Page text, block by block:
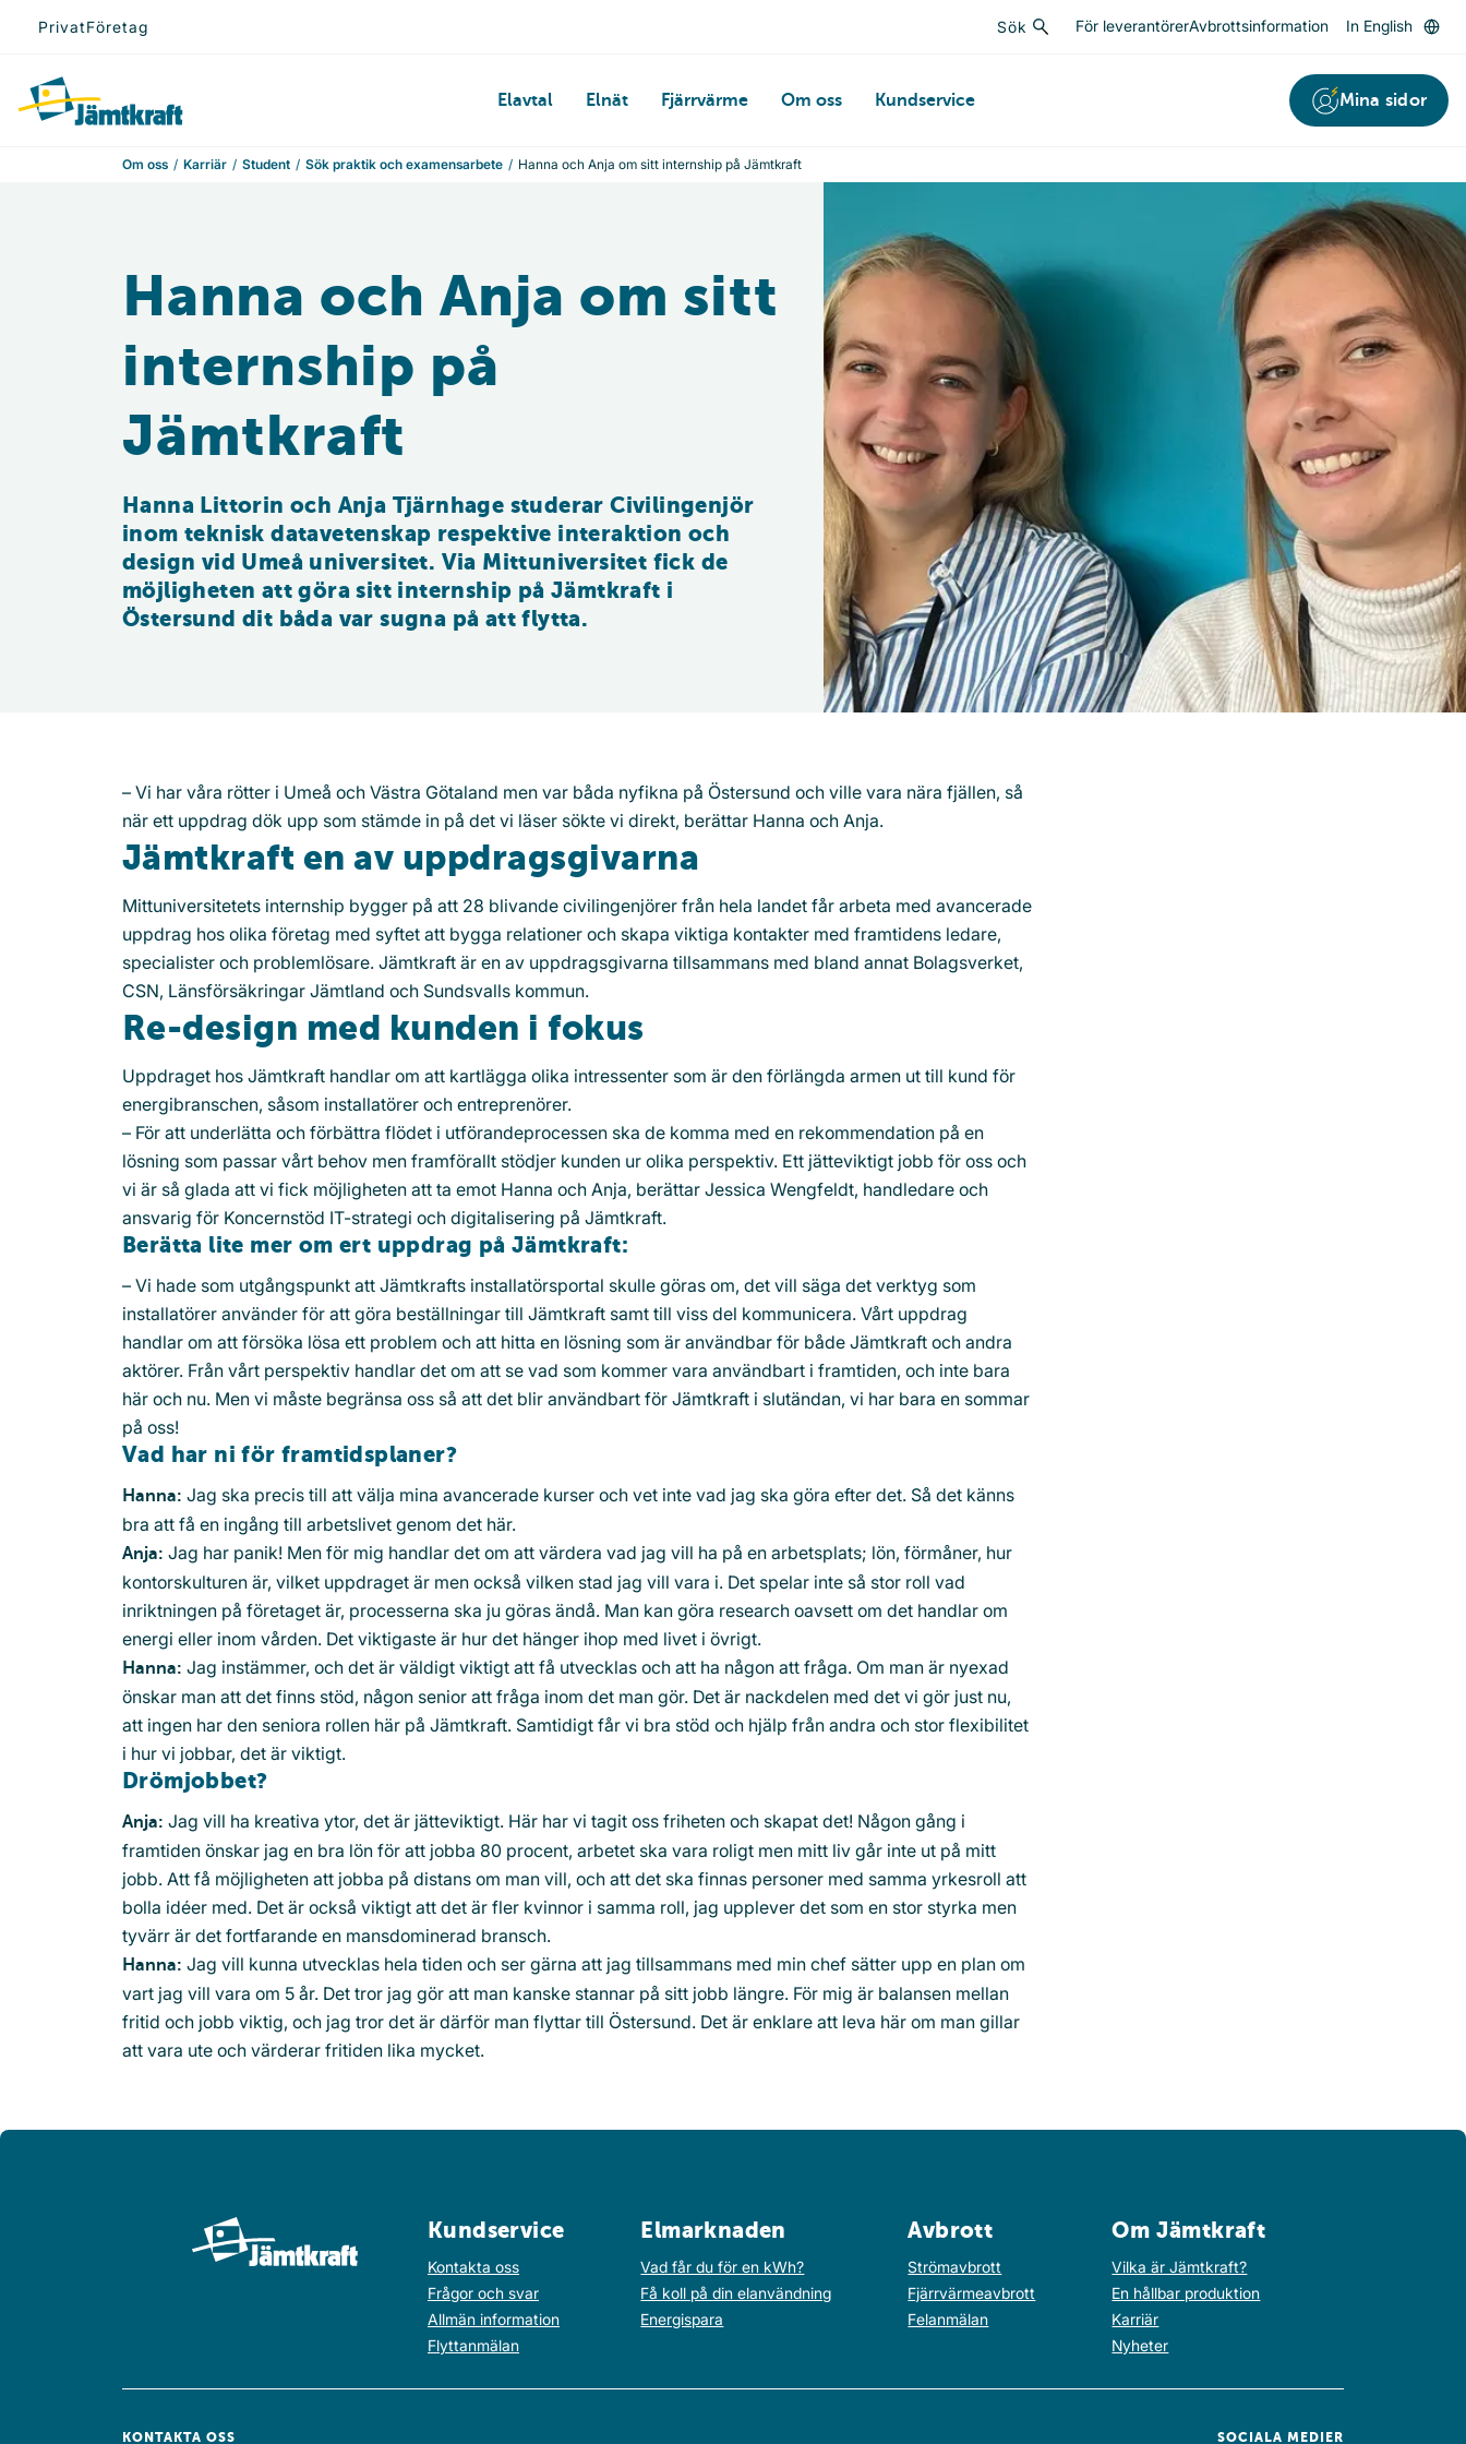
PrivatFöretag SökSök För leverantörerAvbrottsinformation In English
Till startsidan
Elavtal Elnät Fjärrvärme Om oss Kundservice Mina sidor
Om oss Karriär Student Sök praktik och examensarbete Hanna och Anja om sitt internship på Jämtkraft
Hanna och Anja om sitt
internship på
Jämtkraft
Hanna Littorin och Anja Tjärnhage studerar Civilingenjör
inom teknisk datavetenskap respektive interaktion och
design vid Umeå universitet. Via Mittuniversitet fick de
möjligheten att göra sitt internship på Jämtkraft i
Östersund dit båda var sugna på att flytta.
– Vi har våra rötter i Umeå och Västra Götaland men var båda nyfikna på Östersund och ville vara nära fjällen, så
när ett uppdrag dök upp som stämde in på det vi läser sökte vi direkt, berättar Hanna och Anja.
Jämtkraft en av uppdragsgivarna
Mittuniversitetets internship bygger på att 28 blivande civilingenjörer från hela landet får arbeta med avancerade
uppdrag hos olika företag med syftet att bygga relationer och skapa viktiga kontakter med framtidens ledare,
specialister och problemlösare. Jämtkraft är en av uppdragsgivarna tillsammans med bland annat Bolagsverket,
CSN, Länsförsäkringar Jämtland och Sundsvalls kommun.
Re-design med kunden i fokus
Uppdraget hos Jämtkraft handlar om att kartlägga olika intressenter som är den förlängda armen ut till kund för
energibranschen, såsom installatörer och entreprenörer.
– För att underlätta och förbättra flödet i utförandeprocessen ska de komma med en rekommendation på en
lösning som passar vårt behov men framförallt stödjer kunden ur olika perspektiv. Ett jätteviktigt jobb för oss och
vi är så glada att vi fick möjligheten att ta emot Hanna och Anja, berättar Jessica Wengfeldt, handledare och
ansvarig för Koncernstöd IT-strategi och digitalisering på Jämtkraft.
Berätta lite mer om ert uppdrag på Jämtkraft:
– Vi hade som utgångspunkt att Jämtkrafts installatörsportal skulle göras om, det vill säga det verktyg som
installatörer använder för att göra beställningar till Jämtkraft samt till viss del kommunicera. Vårt uppdrag
handlar om att försöka lösa ett problem och att hitta en lösning som är användbar för både Jämtkraft och andra
aktörer. Från vårt perspektiv handlar det om att se vad som kommer vara användbart i framtiden, och inte bara
här och nu. Men vi måste begränsa oss så att det blir användbart för Jämtkraft i slutändan, vi har bara en sommar
på oss!
Vad har ni för framtidsplaner?
Hanna: Jag ska precis till att välja mina avancerade kurser och vet inte vad jag ska göra efter det. Så det känns
bra att få en ingång till arbetslivet genom det här.
Anja: Jag har panik! Men för mig handlar det om att värdera vad jag vill ha på en arbetsplats; lön, förmåner, hur
kontorskulturen är, vilket uppdraget är men också vilken stad jag vill vara i. Det spelar inte så stor roll vad
inriktningen på företaget är, processerna ska ju göras ändå. Man kan göra research oavsett om det handlar om
energi eller inom vården. Det viktigaste är hur det hänger ihop med livet i övrigt.
Hanna: Jag instämmer, och det är väldigt viktigt att få utvecklas och att ha någon att fråga. Om man är nyexad
önskar man att det finns stöd, någon senior att fråga inom det man gör. Det är nackdelen med det vi gör just nu,
att ingen har den seniora rollen här på Jämtkraft. Samtidigt får vi bra stöd och hjälp från andra och stor flexibilitet
i hur vi jobbar, det är viktigt.
Drömjobbet?
Anja: Jag vill ha kreativa ytor, det är jätteviktigt. Här har vi tagit oss friheten och skapat det! Någon gång i
framtiden önskar jag en bra lön för att jobba 80 procent, arbetet ska vara roligt men mitt liv går inte ut på mitt
jobb. Att få möjligheten att jobba på distans om man vill, och att det ska finnas personer med samma yrkesroll att
bolla idéer med. Det är också viktigt att det är fler kvinnor i samma roll, jag upplever det som en stor styrka men
tyvärr är det fortfarande en mansdominerad bransch.
Hanna: Jag vill kunna utvecklas hela tiden och ser gärna att jag tillsammans med min chef sätter upp en plan om
vart jag vill vara om 5 år. Det tror jag gör att man kanske stannar på sitt jobb längre. För mig är balansen mellan
fritid och jobb viktig, och jag tror det är därför man flyttar till Östersund. Det är enklare att leva här om man gillar
att vara ute och värderar fritiden lika mycket.
Kundservice
Kontakta oss
Frågor och svar
Allmän information
Flyttanmälan
Elmarknaden
Vad får du för en kWh?
Få koll på din elanvändning
Energispara
Avbrott
Strömavbrott
Fjärrvärmeavbrott
Felanmälan
Om Jämtkraft
Vilka är Jämtkraft?
En hållbar produktion
Karriär
Nyheter
KONTAKTA OSS SOCIALA MEDIER